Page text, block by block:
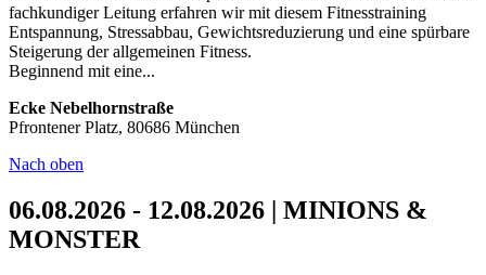
fachkundiger Leitung erfahren wir mit diesem Fitnesstraining
Entspannung, Stressabbau, Gewichtsreduzierung und eine spürbare
Steigerung der allgemeinen Fitness.
Beginnend mit eine...
Ecke Nebelhornstraße
Pfrontener Platz, 80686 München
Nach oben
06.08.2026 - 12.08.2026 | MINIONS &
MONSTER